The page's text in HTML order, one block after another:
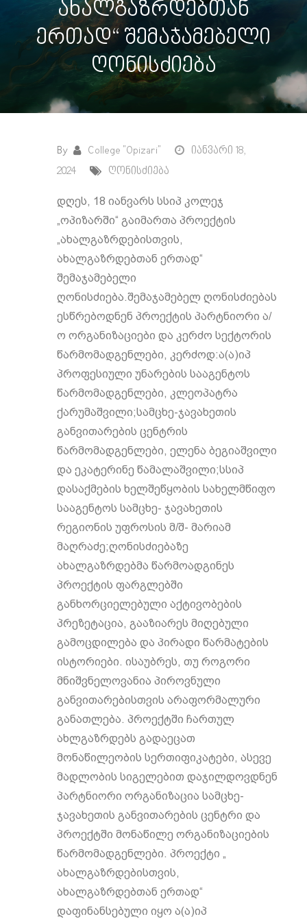
ახალგაზრდებთან
ერთად“ შემაჯამებელი
ღონისძიება
By College "Opizari"
იანვარი 18,
2024
ღონისძიება
დღეს, 18 იანვარს სსიპ კოლეჯ
„ოპიზარში“ გაიმართა პროექტის
„ახალგაზრდებისთვის,
ახალგაზრდებთან ერთად“
შემაჯამებელი
ღონისძიება.შემაჯამებელ ღონისძიებას
ესწრებოდნენ პროექტის პარტნიორი ა/
ო ორგანიზაციები და კერძო სექტორის
წარმომადგენლები, კერძოდ:ა(ა)იპ
პროფესიული უნარების სააგენტოს
წარმომადგენლები, კლეოპატრა
ქარუმაშვილი;სამცხე-ჯავახეთის
განვითარების ცენტრის
წარმომადგენლები, ელენა ბეგიაშვილი
და ეკატერინე წამალაშვილი;სსიპ
დასაქმების ხელშეწყობის სახელმწიფო
სააგენტოს სამცხე- ჯავახეთის
რეგიონის უფროსის მ/შ- მარიამ
მაღრაძე;ღონისძიებაზე
ახალგაზრდებმა წარმოადგინეს
პროექტის ფარგლებში
განხორციელებული აქტივობების
პრეზეტაცია, გააზიარეს მიღებული
გამოცდილება და პირადი წარმატების
ისტორიები. ისაუბრეს, თუ როგორი
მნიშვნელოვანია პიროვნული
განვითარებისთვის არაფორმალური
განათლება. პროექტში ჩართულ
ახლგაზრდებს გადაეცათ
მონაწილეობის სერთიფიკატები, ასევე
მადლობის სიგელებით დაჯილდოვდნენ
პარტნიორი ორგანიზაცია სამცხე-
ჯავახეთის განვითარების ცენტრი და
პროექტში მონაწილე ორგანიზაციების
წარმომადგენლები. პროექტი „
ახალგაზრდებისთვის,
ახალგაზრდებთან ერთად“
დაფინანსებული იყო ა(ა)იპ